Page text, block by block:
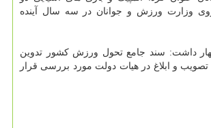
وزارت ورزش و جوانان در سه سال آینده
داشت: سند جامع تحول ورزش کشور تدوین
و ابلاغ در هیات دولت مورد بررسی قرار